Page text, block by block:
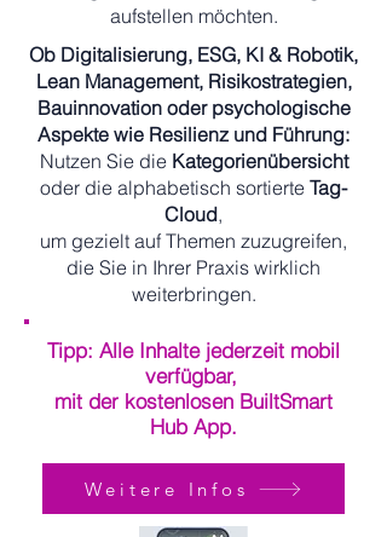
aufstellen möchten.
Ob Digitalisierung, ESG, KI & Robotik,
Lean Management, Risikostrategien,
Bauinnovation oder psychologische
Aspekte wie Resilienz und Führung:
Nutzen Sie die Kategorienübersicht
oder die alphabetisch sortierte Tag-
Cloud,
um gezielt auf Themen zuzugreifen,
die Sie in Ihrer Praxis wirklich
weiterbringen.
Tipp: Alle Inhalte jederzeit mobil
verfügbar,
mit der kostenlosen BuiltSmart
Hub App.
Weitere Infos